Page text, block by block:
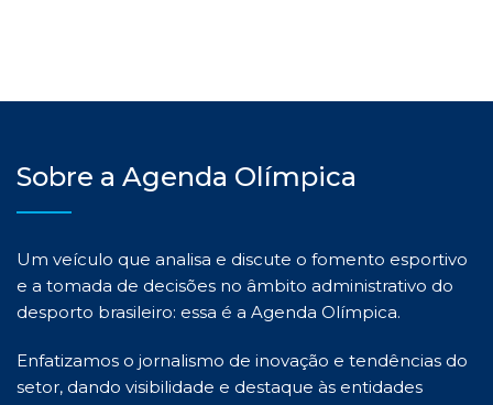
Sobre a Agenda Olímpica
Um veículo que analisa e discute o fomento esportivo
e a tomada de decisões no âmbito administrativo do
desporto brasileiro: essa é a Agenda Olímpica.
Enfatizamos o jornalismo de inovação e tendências do
setor, dando visibilidade e destaque às entidades